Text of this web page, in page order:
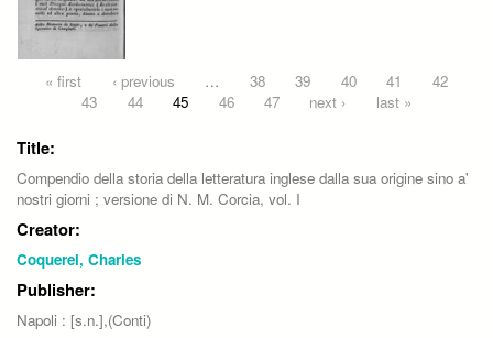
Pages
« first ‹ previous … 38 39 40 41
42
43
44 45 46 47 next › last »
Title:
Compendio della storia della letteratura inglese dalla sua origine sino a'
nostri giorni ; versione di N. M. Corcia, vol. I
Creator:
Coquerel, Charles
Publisher:
Napoli : [s.n.],(Conti)